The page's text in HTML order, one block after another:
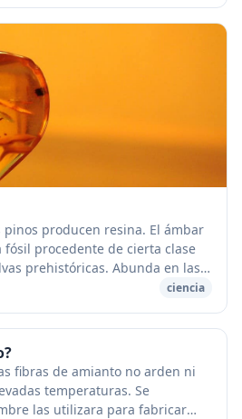
pinos producen resina. El ámbar
procedente de cierta clase
prehistóricas. Abunda en las
Báltico; ...
ciencia
fibras de amianto no arden ni
temperaturas. Se
las utilizara para fabricar